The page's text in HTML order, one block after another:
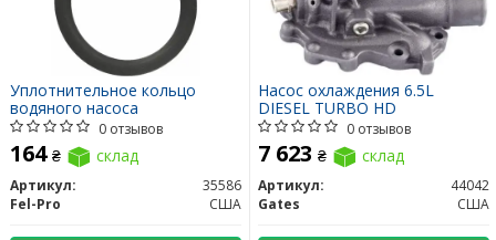
Уплотнительное кольцо
водяного насоса
0 отзывов
164 ₴ склад
Артикул:
35586
Fel-Pro
США
Насос охлаждения 6.5L
DIESEL TURBO HD
0 отзывов
7 623 ₴ склад
Артикул:
44042
Gates
США